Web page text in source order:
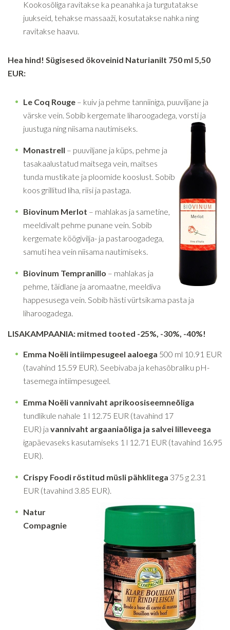
Kookosõliga ravitakse ka peanahka ja turgutatakse
juukseid, tehakse massaaži, kosutatakse nahka ning
ravitakse haavu.
Hea hind! Sügisesed ökoveinid Naturianilt 750 ml 5,50
EUR:
Le Coq Rouge – kuiv ja pehme tanniiniga, puuviljane ja
värske vein. Sobib kergemate liharoogadega, vorsti ja
juustuga ning niisama nautimiseks.
Monastrell – puuviljane ja küps, pehme ja
tasakaalustatud maitsega vein, maitses
tunda mustikate ja ploomide kooslust. Sobib
koos grillitud liha, riisi ja pastaga.
Biovinum Merlot – mahlakas ja sametine,
meeldivalt pehme punane vein. Sobib
kergemate köögivilja- ja pastaroogadega,
samuti hea vein niisama nautimiseks.
Biovinum Tempranillo – mahlakas ja
pehme, täidlane ja aromaatne, meeldiva
happesusega vein. Sobib hästi vürtsikama pasta ja
liharoogadega.
LISAKAMPAANIA: mitmed tooted -25%, -30%, -40%!
Emma Noëli intiimpesugeel aaloega 500 ml 10.91 EUR
(tavahind 15.59 EUR). Seebivaba ja kehasõbraliku pH-
tasemega intiimpesugeel.
Emma Noëlivannivaht aprikoosiseemneõliga
tundlikule nahale 1 l 12.75 EUR (tavahind 17
EUR) ja vannivaht argaaniaõliga ja salvei lilleveega
igapäevaseks kasutamiseks 1 l 12.71 EUR (tavahind 16.95
EUR).
Crispy Foodi röstitud müsli pähklitega 375 g 2.31
EUR (tavahind 3.85 EUR).
Natur
Compagnie